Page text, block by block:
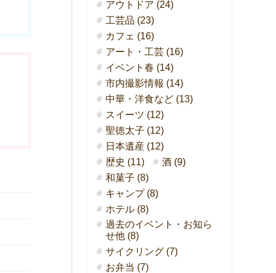
アウトドア (24)
工芸品 (23)
カフェ (16)
アート・工芸 (16)
イベント春 (14)
市内撮影情報 (14)
中華・洋食など (13)
スイーツ (12)
聖徳太子 (12)
日本遺産 (12)
歴史 (11)
酒 (9)
和菓子 (8)
キャンプ (8)
ホテル (8)
過去のイベント・お知ら
せ他 (8)
サイクリング (7)
お弁当 (7)